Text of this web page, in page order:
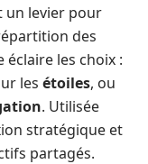
un levier pour
des
les choix :
les étoiles, ou
. Utilisée
stratégique et
partagés.